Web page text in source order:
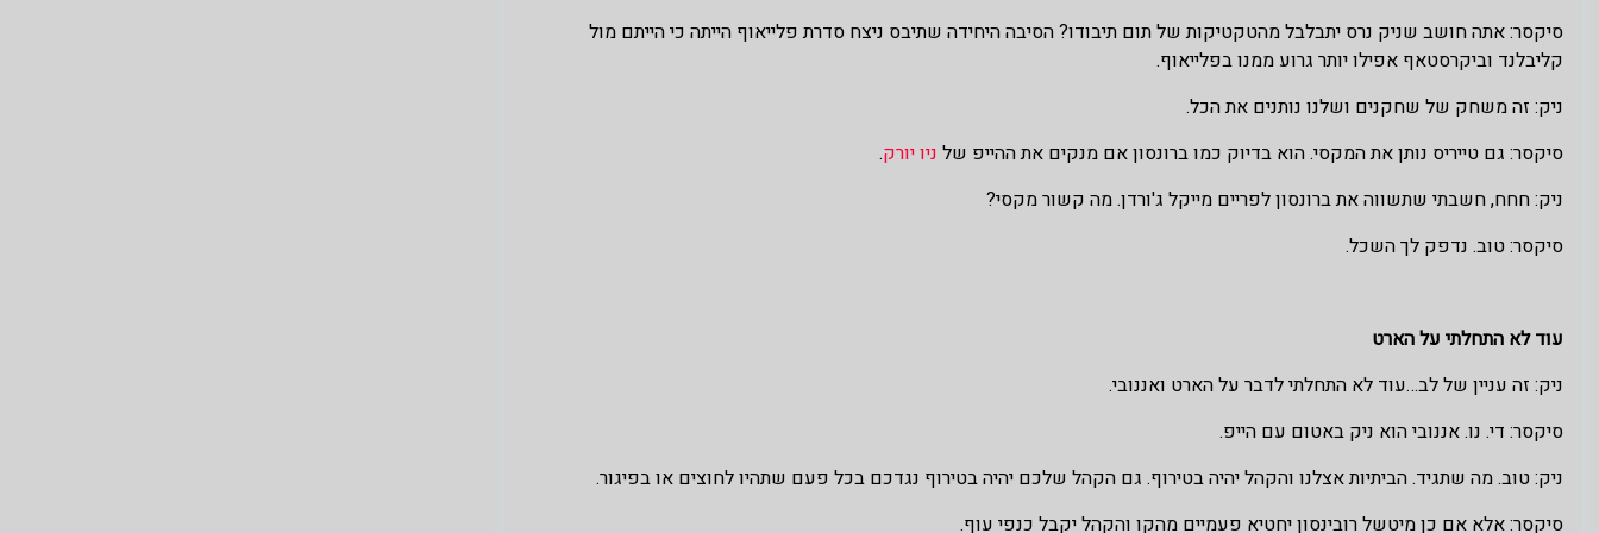
סיקסר: אתה חושב שניק נרס יתבלבל מהטקטיקות של תום תיבודו? הסיבה היחידה שתיבס ניצח סדרת פלייאוף הייתה כי הייתם מול
קליבלנד וביקרסטאף אפילו יותר גרוע ממנו בפלייאוף.
ניק: זה משחק של שחקנים ושלנו נותנים את הכל.
סיקסר: גם טייריס נותן את המקסי. הוא בדיוק כמו ברונסון אם מנקים את ההייפ של ניו יורק.
ניק: חחח, חשבתי שתשווה את ברונסון לפריים מייקל ג'ורדן. מה קשור מקסי?
סיקסר: טוב. נדפק לך השכל.
עוד לא התחלתי על הארט
ניק: זה עניין של לב…עוד לא התחלתי לדבר על הארט ואננובי.
סיקסר: די. נו. אננובי הוא ניק באטום עם הייפ.
ניק: טוב. מה שתגיד. הביתיות אצלנו והקהל יהיה בטירוף. גם הקהל שלכם יהיה בטירוף נגדכם בכל פעם שתהיו לחוצים או בפיגור.
סיקסר: אלא אם כן מיטשל רובינסון יחטיא פעמיים מהקו והקהל יקבל כנפי עוף.